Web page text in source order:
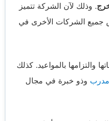
. وذلك لآن الشركة تتميز
جميع الشركات الأخرى في
والتزامها بالمواعيد. كذلك
مدرب وذو خبرة في مجال